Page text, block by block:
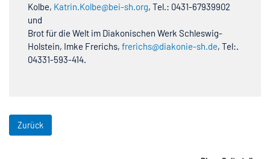
Kolbe, Katrin.Kolbe@bei-sh.org, Tel.: 0431-67939902
und
Brot für die Welt im Diakonischen Werk Schleswig-
Holstein, Imke Frerichs, frerichs@diakonie-sh.de, Tel:.
04331-593-414.
Zurück